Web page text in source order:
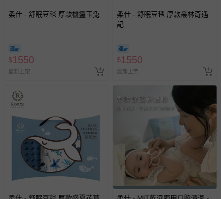
柔仕 - 舒眠豆毯 厚款機靈玉兔
$1550
最新上架
柔仕 - 舒眠豆毯 厚款叢林奇遇
記
$1550
最新上架